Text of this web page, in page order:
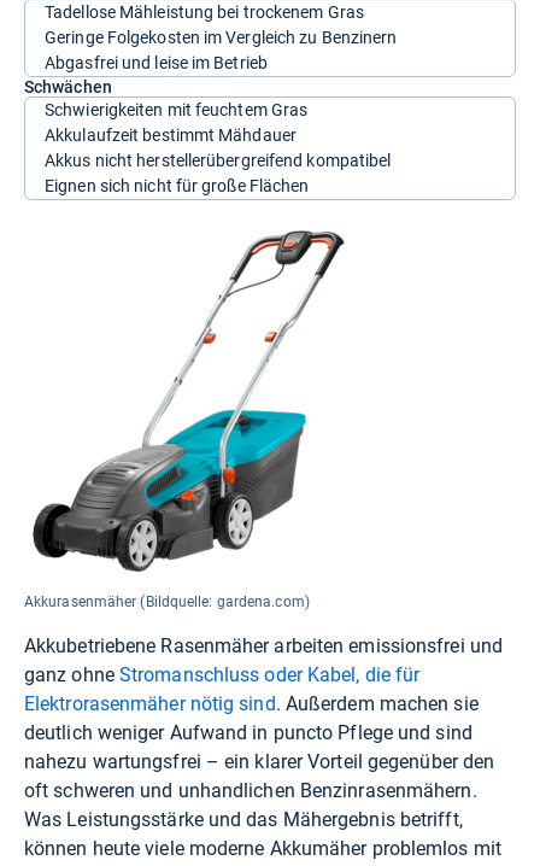
Tadellose Mähleistung bei trockenem Gras
Geringe Folgekosten im Vergleich zu Benzinern
Abgasfrei und leise im Betrieb
Schwächen
Schwierigkeiten mit feuchtem Gras
Akkulaufzeit bestimmt Mähdauer
Akkus nicht herstellerübergreifend kompatibel
Eignen sich nicht für große Flächen
Akkurasenmäher (Bildquelle: gardena.com)
Akkubetriebene Rasenmäher arbeiten emissionsfrei und
ganz ohne Stromanschluss oder Kabel, die für
Elektrorasenmäher nötig sind. Außerdem machen sie
deutlich weniger Aufwand in puncto Pflege und sind
nahezu wartungsfrei – ein klarer Vorteil gegenüber den
oft schweren und unhandlichen Benzinrasenmähern.
Was Leistungsstärke und das Mähergebnis betrifft,
können heute viele moderne Akkumäher problemlos mit